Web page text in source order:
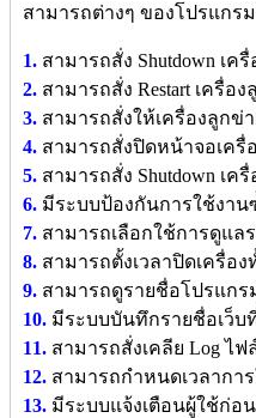
สามารถต่างๆ ของโปรแกร
1. สามารถสั่ง Shutdown เ
2. สามารถสั่ง Restart เครื่อ
3. สามารถสั่งให้เครื่องลูกข่
4. สามารถสั่งปิดหน้าจอเครื่
5. สามารถสั่ง Shutdown เ
6. มีระบบป้องกันการใช้งาน
7. สามารถเลือกใช้การดูแ
8. สามารถตั้งเวลาปิดเครื่อง
9. สามารถดูรายชื่อโปรแกร
10. มีระบบบันทึกรายชื่อเว็บ
11. สามารถสั่งเคลีย Log ไ
12. สามารถกำหนดเวลากา
13. มีระบบแจ้งเตือนผู้ใช้ก่อ